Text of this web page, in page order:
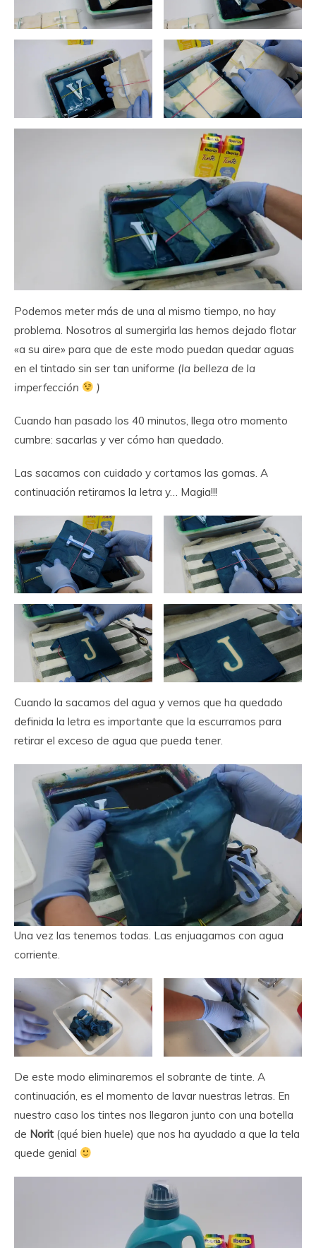
Podemos meter más de una al mismo tiempo, no hay
problema. Nosotros al sumergirla las hemos dejado flotar
«a su aire» para que de este modo puedan quedar aguas
en el tintado sin ser tan uniforme (la belleza de la
imperfección
)
Cuando han pasado los 40 minutos, llega otro momento
cumbre: sacarlas y ver cómo han quedado.
Las sacamos con cuidado y cortamos las gomas. A
continuación retiramos la letra y… Magia!!!
Cuando la sacamos del agua y vemos que ha quedado
definida la letra es importante que la escurramos para
retirar el exceso de agua que pueda tener.
Una vez las tenemos todas. Las enjuagamos con agua
corriente.
De este modo eliminaremos el sobrante de tinte. A
continuación, es el momento de lavar nuestras letras. En
nuestro caso los tintes nos llegaron junto con una botella
de Norit (qué bien huele) que nos ha ayudado a que la tela
quede genial